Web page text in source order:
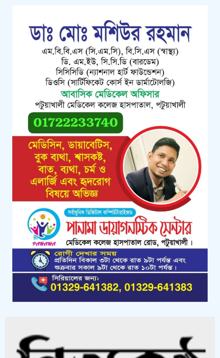
কলাপাড়ায় গৃহহীন,প্রতিবন্ধী, দুস্থ ও দরিদ্র
মেধাবী শিক্ষার্থীরা পেল নগদ অর্থ
সহায়তার চেক
পটুয়াখালীতে পতিতালয় থেকে যুবকের
মরদেহ উদ্ধার
কলাপাড়ায় বিএনপি সভাপতির বিরুদ্ধে
মিথ্যা, বানোয়াট সংবাদের তীব্র প্রতিবাদ
জানিয়েছে বিএনপি
কলাপাড়ায় পাটাতন ভেঙ্গে পড়া সেই
মসজিদের সংস্কার কাজ শুরু
কলাপাড়ায় মুদি ব্যাবসায়ীর ওপর সন্ত্রাসী
হামলা, গুরুতর অবস্থায় বরিশালে রেফার
কলাপাড়ায় জমি নিয়ে হয়রানির অভিযোগে
সংবাদ সম্মেলন